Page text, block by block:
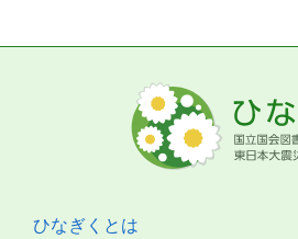
ひなぎくとは